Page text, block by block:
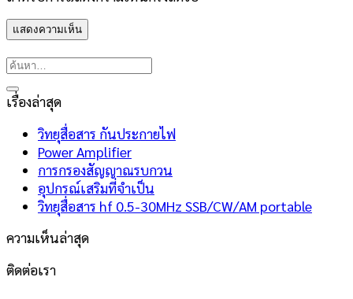
เรื่องล่าสุด
วิทยุสื่อสาร กันประกายไฟ
Power Amplifier
การกรองสัญญาณรบกวน
อุปกรณ์เสริมที่จำเป็น
วิทยุสื่อสาร hf 0.5-30MHz SSB/CW/AM portable
ความเห็นล่าสุด
ติดต่อเรา